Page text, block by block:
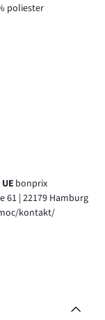
poliester
bonprix
61 | 22179 Hamburg
kontakt/